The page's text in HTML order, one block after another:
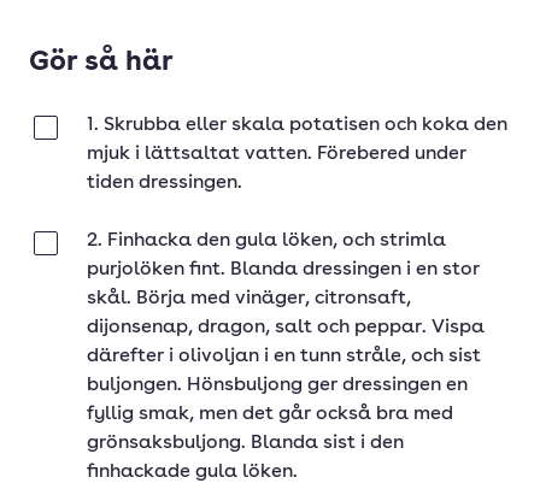
Gör så här
1. Skrubba eller skala potatisen och koka den
mjuk i lättsaltat vatten. Förebered under
tiden dressingen.
2. Finhacka den gula löken, och strimla
purjolöken fint. Blanda dressingen i en stor
skål. Börja med vinäger, citronsaft,
dijonsenap, dragon, salt och peppar. Vispa
därefter i olivoljan i en tunn stråle, och sist
buljongen. Hönsbuljong ger dressingen en
fyllig smak, men det går också bra med
grönsaksbuljong. Blanda sist i den
finhackade gula löken.